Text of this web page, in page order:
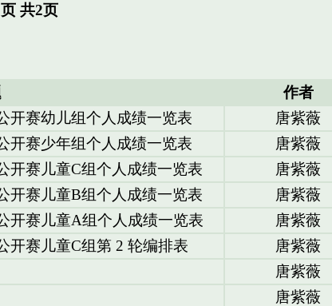
共2页
作者
开赛幼儿组个人成绩一览表 唐紫薇
开赛少年组个人成绩一览表 唐紫薇
开赛儿童C组个人成绩一览表 唐紫薇
开赛儿童B组个人成绩一览表 唐紫薇
开赛儿童A组个人成绩一览表 唐紫薇
开赛儿童C组第 2 轮编排表 唐紫薇
唐紫薇
唐紫薇